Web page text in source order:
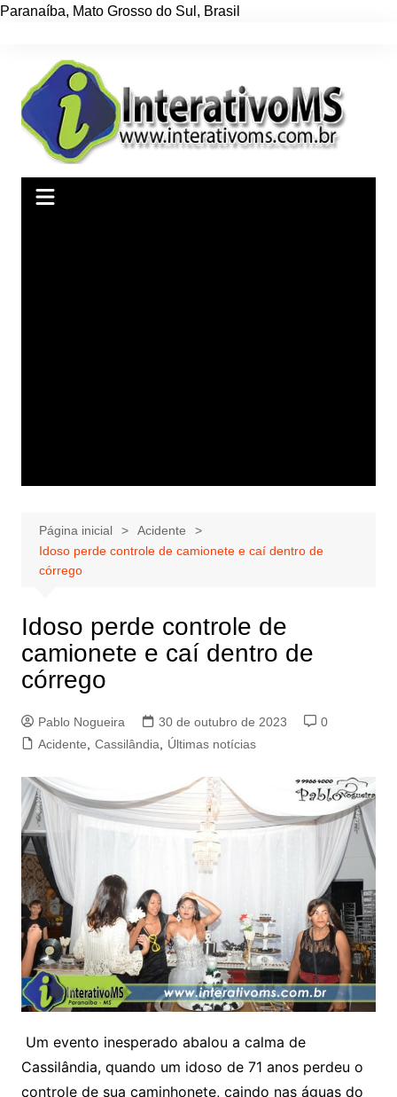
Paranaíba, Mato Grosso do Sul , Brasil
conteúdo
Página inicial
Acidente
Idoso perde controle de camionete e caí dentro de
córrego
Idoso perde controle de
camionete e caí dentro de
córrego
Pablo Nogueira 30 de outubro de 2023
0
Acidente
Cassilândia Últimas notícias
Um evento inesperado abalou a calma de
Cassilândia, quando um idoso de 71 anos perdeu o
controle de sua caminhonete, caindo nas águas do